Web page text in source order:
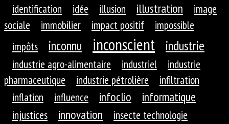
identification
idée illusion illustration
image
sociale
immobilier impact positif
impossible
impôts
inconnu inconscient industrie
industrie agro-alimentaire industriel
industrie
pharmaceutique
industrie pétrolière
infiltration
inflation
influence infoclio informatique
injustices innovation
insecte technologie